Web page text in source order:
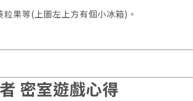
果等(上圖左上方有個小冰箱)。
密室遊戲心得